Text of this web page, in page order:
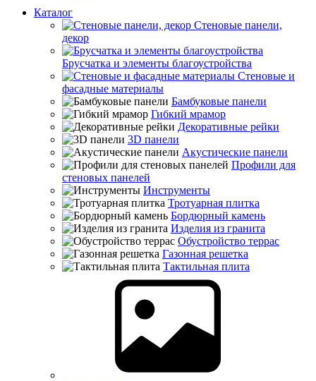
Каталог
Стеновые панели,
декор
Брусчатка и элементы благоустройства
Стеновые и
фасадные материалы
Бамбуковые панели
Гибкий мрамор
Декоративные рейки
3D панели
Акустические панели
Профили для
стеновых панелей
Инструменты
Тротуарная плитка
Бордюрный камень
Изделия из гранита
Обустройство террас
Газонная решетка
Тактильная плита